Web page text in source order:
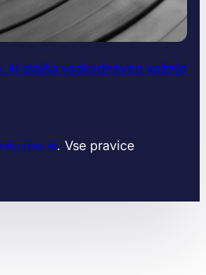
ki olajša vsakodnevno vožnjo
. Vse pravice